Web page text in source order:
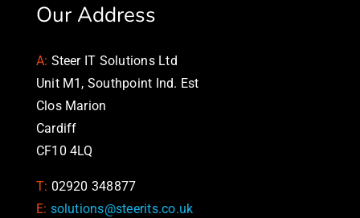
Our Address
A: Steer IT Solutions Ltd
Unit M1, Southpoint Ind. Est
Clos Marion
Cardiff
CF10 4LQ
T: 02920 348877
E: solutions@steerits.co.uk